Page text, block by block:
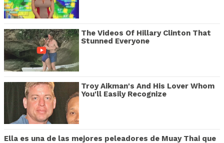
The Videos Of Hillary Clinton That
Stunned Everyone
Troy Aikman's And His Lover Whom
You'll Easily Recognize
Ella es una de las mejores peleadores de Muay Thai que